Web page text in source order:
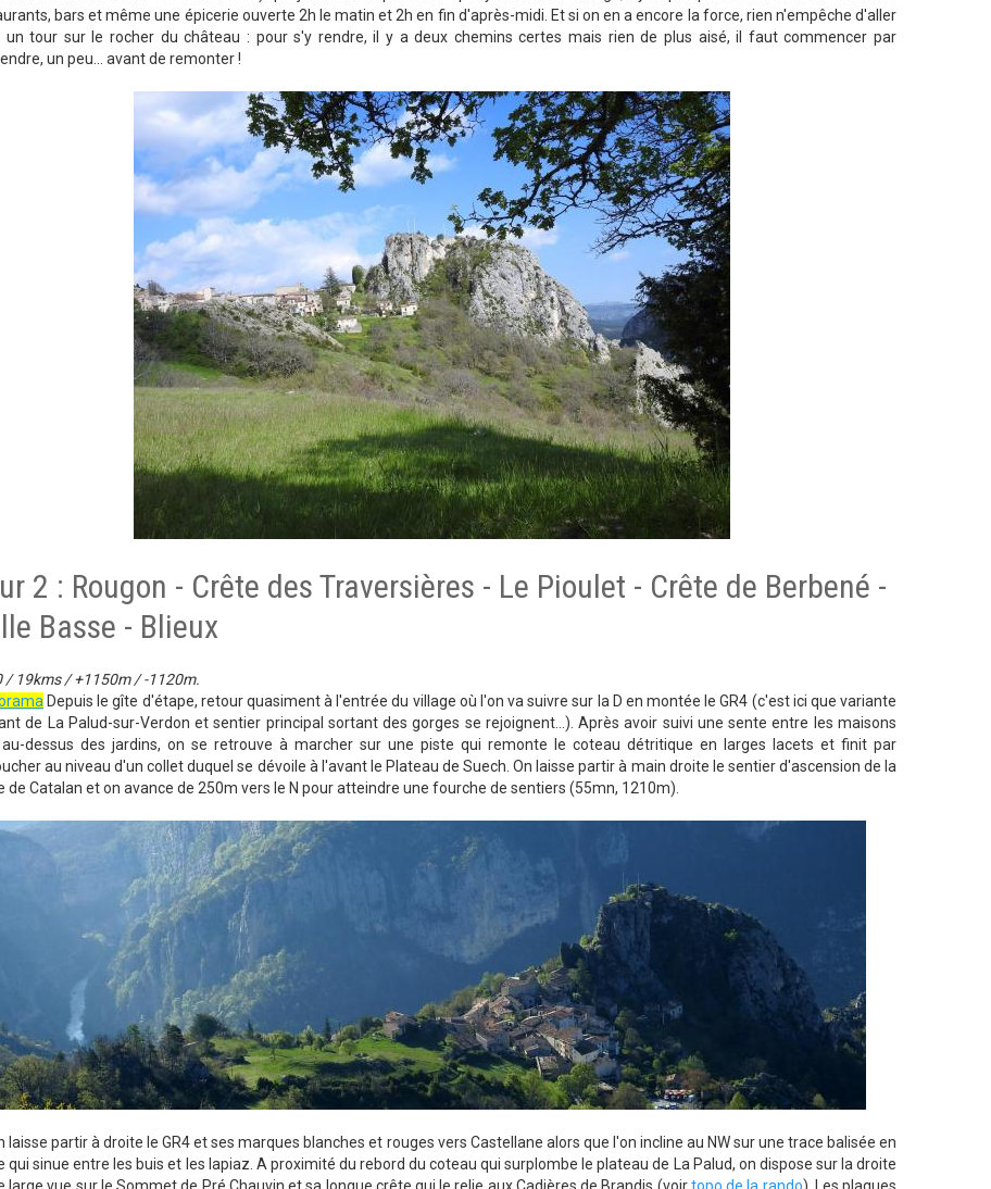
bars et même une épicerie ouverte 2h le matin et 2h en fin d'après-midi. Et si on en a encore la force, rien n'empêche d'aller
un tour sur le rocher du château : pour s'y rendre, il y a deux chemins certes mais rien de plus aisé, il faut commencer par
un peu... avant de remonter !
2 : Rougon - Crête des Traversières - Le Pioulet - Crête de Berbené -
Basse - Blieux
/ 19kms / +1150m / -1120m.
Depuis le gîte d'étape, retour quasiment à l'entrée du village où l'on va suivre sur la D en montée le GR4 (c'est ici que variante
de La Palud-sur-Verdon et sentier principal sortant des gorges se rejoignent...). Après avoir suivi une sente entre les maisons
dessus des jardins, on se retrouve à marcher sur une piste qui remonte le coteau détritique en larges lacets et finit par
au niveau d'un collet duquel se dévoile à l'avant le Plateau de Suech. On laisse partir à main droite le sentier d'ascension de la
de Catalan et on avance de 250m vers le N pour atteindre une fourche de sentiers (55mn, 1210m).
laisse partir à droite le GR4 et ses marques blanches et rouges vers Castellane alors que l'on incline au NW sur une trace balisée en
qui sinue entre les buis et les lapiaz. A proximité du rebord du coteau qui surplombe le plateau de La Palud, on dispose sur la droite